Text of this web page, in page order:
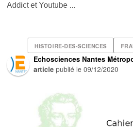
Addict et Youtube ...
HISTOIRE-DES-SCIENCES
Echosciences Nantes
article publié le09/12/2020